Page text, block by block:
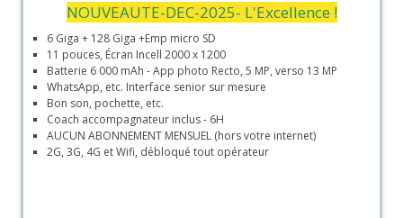
NOUVEAUTE-DEC-2025- L'Excellence !
6 Giga + 128 Giga +Emp micro SD
11 pouces, Écran Incell 2000 x 1200
Batterie 6 000 mAh - App photo Recto, 5 MP, verso 13 MP
WhatsApp, etc. Interface senior sur mesure
Bon son, pochette, etc.
Coach accompagnateur inclus - 6H
AUCUN ABONNEMENT MENSUEL (hors votre internet)
2G, 3G, 4G et Wifi, débloqué tout opérateur